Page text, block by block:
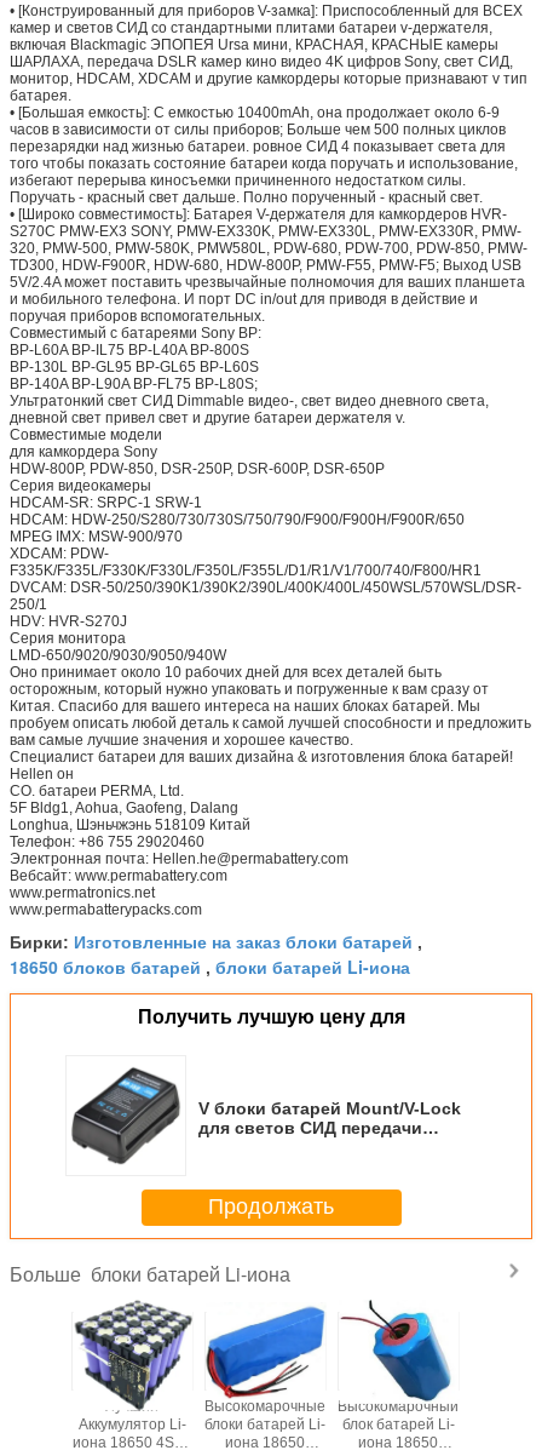
• [Конструированный для приборов V-замка]: Приспособленный для ВСЕХ
камер и светов СИД со стандартными плитами батареи v-держателя,
включая Blackmagic ЭПОПЕЯ Ursa мини, КРАСНАЯ, КРАСНЫЕ камеры
ШАРЛАХА, передача DSLR камер кино видео 4K цифров Sony, свет СИД,
монитор, HDCAM, XDCAM и другие камкордеры которые признавают v тип
батарея.
• [Большая емкость]: С емкостью 10400mAh, она продолжает около 6-9
часов в зависимости от силы приборов; Больше чем 500 полных циклов
перезарядки над жизнью батареи. ровное СИД 4 показывает света для
того чтобы показать состояние батареи когда поручать и использование,
избегают перерыва киносъемки причиненного недостатком силы.
Поручать - красный свет дальше. Полно порученный - красный свет.
• [Широко совместимость]: Батарея V-держателя для камкордеров HVR-
S270C PMW-EX3 SONY, PMW-EX330K, PMW-EX330L, PMW-EX330R, PMW-
320, PMW-500, PMW-580K, PMW580L, PDW-680, PDW-700, PDW-850, PMW-
TD300, HDW-F900R, HDW-680, HDW-800P, PMW-F55, PMW-F5; Выход USB
5V/2.4A может поставить чрезвычайные полномочия для ваших планшета
и мобильного телефона. И порт DC in/out для приводя в действие и
поручая приборов вспомогательных.
Совместимый с батареями Sony BP:
BP-L60A BP-IL75 BP-L40A BP-800S
BP-130L BP-GL95 BP-GL65 BP-L60S
BP-140A BP-L90A BP-FL75 BP-L80S;
Ультратонкий свет СИД Dimmable видео-, свет видео дневного света,
дневной свет привел свет и другие батареи держателя v.
Совместимые модели
для камкордера Sony
HDW-800P, PDW-850, DSR-250P, DSR-600P, DSR-650P
Серия видеокамеры
HDCAM-SR: SRPC-1 SRW-1
HDCAM: HDW-250/S280/730/730S/750/790/F900/F900H/F900R/650
MPEG IMX: MSW-900/970
XDCAM: PDW-
F335K/F335L/F330K/F330L/F350L/F355L/D1/R1/V1/700/740/F800/HR1
DVCAM: DSR-50/250/390K1/390K2/390L/400K/400L/450WSL/570WSL/DSR-
250/1
HDV: HVR-S270J
Серия монитора
LMD-650/9020/9030/9050/940W
Оно принимает около 10 рабочих дней для всех деталей быть
осторожным, который нужно упаковать и погруженные к вам сразу от
Китая. Спасибо для вашего интереса на наших блоках батарей. Мы
пробуем описать любой деталь к самой лучшей способности и предложить
вам самые лучшие значения и хорошее качество.
Специалист батареи для ваших дизайна & изготовления блока батарей!
Hellen он
CO. батареи PERMA, Ltd.
5F Bldg1, Aohua, Gaofeng, Dalang
Longhua, Шэньчжэнь 518109 Китай
Телефон: +86 755 29020460
Электронная почта: Hellen.he@permabattery.com
Вебсайт: www.permabattery.com
www.permatronics.net
www.permabatterypacks.com
Бирки: Изготовленные на заказ блоки батарей ,
18650 блоков батарей , блоки батарей Li-иона
Получить лучшую цену для
V блоки батарей Mount/V-Lock
для светов СИД передачи
Продолжать
Больше блоки батарей Li-иона
Лучший
Аккумулятор Li-
иона 18650 4S5P
Высокомарочные
блоки батарей Li-
иона 18650
Высокомарочный
блок батарей Li-
иона 18650